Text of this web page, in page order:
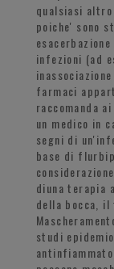
qualsiasi
poiche' sono
infezioni (ad
farmaci
raccomanda
un medico in
segni di
base di
diuna terapia
della bocca,
studi